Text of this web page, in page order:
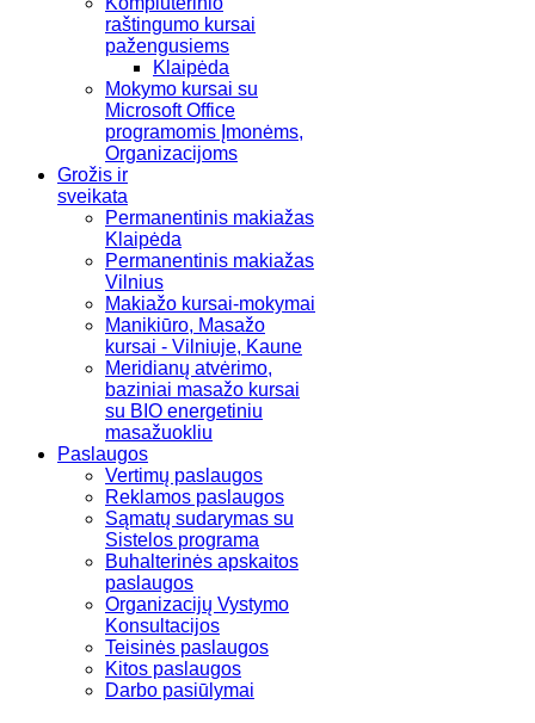
raštingumo kursai
pažengusiems
Klaipėda
Mokymo kursai su
Microsoft Office
programomis Įmonėms,
Organizacijoms
Grožis ir
sveikata
Permanentinis makiažas
Klaipėda
Permanentinis makiažas
Vilnius
Makiažo kursai-mokymai
Manikiūro, Masažo
kursai - Vilniuje, Kaune
Meridianų atvėrimo,
baziniai masažo kursai
su BIO energetiniu
masažuokliu
Paslaugos
Vertimų paslaugos
Reklamos paslaugos
Sąmatų sudarymas su
Sistelos programa
Buhalterinės apskaitos
paslaugos
Organizacijų Vystymo
Konsultacijos
Teisinės paslaugos
Kitos paslaugos
Darbo pasiūlymai